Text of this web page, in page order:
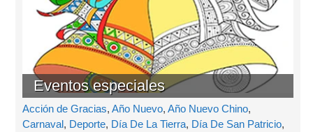
Eventos especiales
Acción de Gracias, Año Nuevo, Año Nuevo Chino,
Carnaval, Deporte, Día De La Tierra, Día De San Patricio,